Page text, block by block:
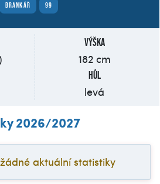
BRANKÁŘ 99
Výška
182 cm
Hůl
levá
2026/2027
aktuální statistiky